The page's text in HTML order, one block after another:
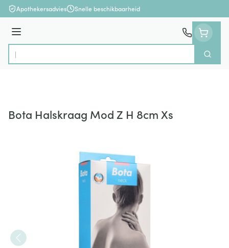
Ga naar de inhoud
Apothekersadvies Snelle beschikbaarheid
Menu
Product, merk, categorie...
Zoek
Bota Halskraag Mod Z H 8cm Xs